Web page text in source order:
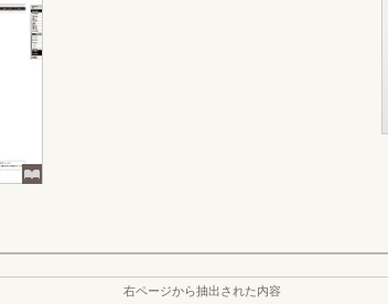
右ページから抽出された内容